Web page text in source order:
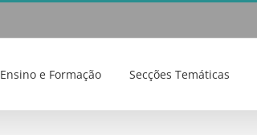
Ensino e Formação Secções Temáticas